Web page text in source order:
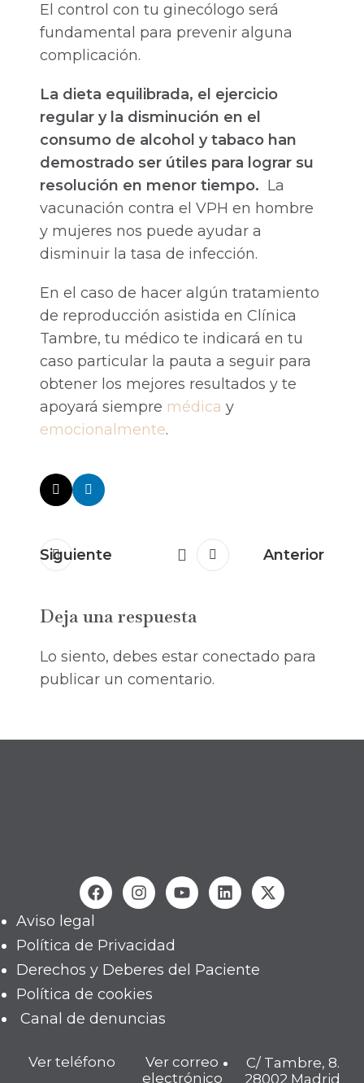
El control con tu ginecólogo será
fundamental para prevenir alguna
complicación.
La dieta equilibrada, el ejercicio
regular y la disminución en el
consumo de alcohol y tabaco han
demostrado ser útiles para lograr su
resolución en menor tiempo. La
vacunación contra el VPH en hombre
y mujeres nos puede ayudar a
disminuir la tasa de infección.
En el caso de hacer algún tratamiento
de reproducción asistida en Clínica
Tambre, tu médico te indicará en tu
caso particular la pauta a seguir para
obtener los mejores resultados y te
apoyará siempre médica y
emocionalmente.
Siguiente Anterior
Deja una respuesta
Lo siento, debes estar conectado para
publicar un comentario.
Aviso legal
Política de Privacidad
Derechos y Deberes del Paciente
Política de cookies
Canal de denuncias
Ver teléfono
Ver correo
electrónico
C/ Tambre, 8.
28002 Madrid